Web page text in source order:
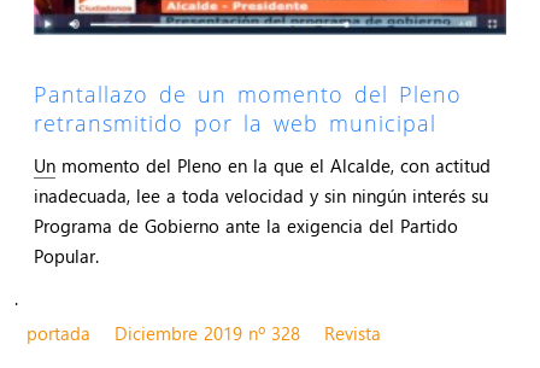
Pantallazo de un momento del Pleno
retransmitido por la web municipal
Un momento del Pleno en la que el Alcalde, con actitud
inadecuada, lee a toda velocidad y sin ningún interés su
Programa de Gobierno ante la exigencia del Partido
Popular.
.
portada
Diciembre 2019 nº 328 Revista